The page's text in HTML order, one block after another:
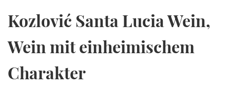
Kozlović Santa Lucia Wein,
Wein mit einheimischem
Charakter